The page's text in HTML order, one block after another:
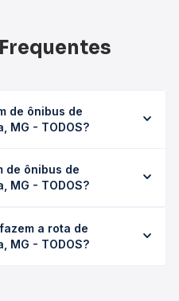
de ônibus de
MG - TODOS?
podendo variar conforme
executivo ou
desejada.
de ônibus de
MG - TODOS?
média não identificado e
a empresa, o tipo de
a rota de
MG - TODOS?